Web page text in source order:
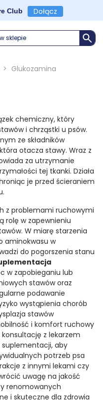
Club Dołącz
sklepie
> Glukozamina
chemiczny, który
i chrząstki u psów.
ze składników
otacza stawy. Wraz z
za utrzymanie
tej tkanki. Działa
je przed ścieraniem
z problemami ruchowymi
rolę w zapewnieniu
W miarę starzenia
aminokwasu w
do pogorszenia stanu
w zapobieganiu lub
stawów oraz
podawanie
wystąpienia chorób
stawów
i komfort ruchowy
z lekarzem
aby
potrzeb psa
z innymi lekami czy
uwagę na jakość
renomowanych
i skuteczne dla zdrowia